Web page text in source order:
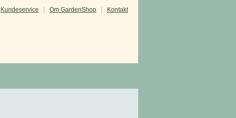
Kundeservice Om GardenShop Kontakt